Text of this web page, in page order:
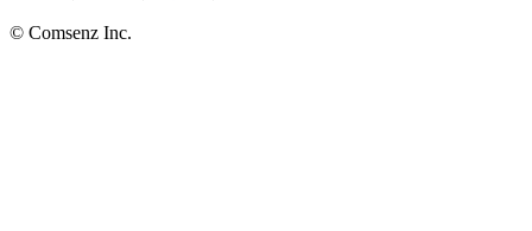
© Comsenz Inc.